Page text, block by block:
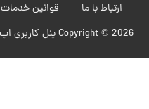
ارتباط با ما
قوانین خدمات
Copyright © 2026 پنل کاربری اپ پاش. All Rights Reserved.